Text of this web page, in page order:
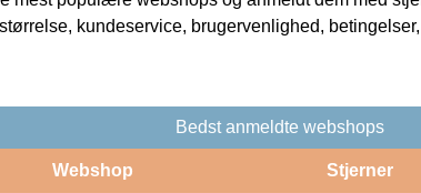
kundeservice, brugervenlighed,
Bedst anmeldte webshops
Webshop Stjerner